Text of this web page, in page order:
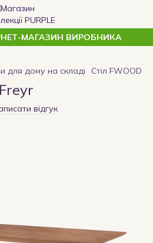
МАГАЗИН ВИРОБНИКА
для дому на складі Стіл FWOOD
відгук